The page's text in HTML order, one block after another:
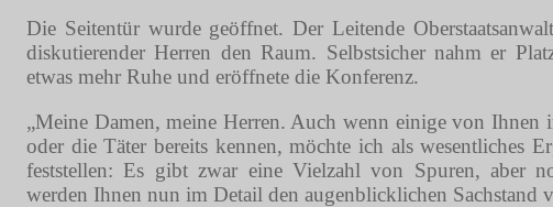
Die Seitentür wurde geöffnet. Der Leitende
diskutierender Herren den Raum. Selbstsicher nahm er
etwas mehr Ruhe und eröffnete die Konferenz.
„Meine Damen, meine Herren. Auch wenn einige von Ihnen
oder die Täter bereits kennen, möchte ich als wesentliches
feststellen: Es gibt zwar eine Vielzahl von Spuren, aber
werden Ihnen nun im Detail den augenblicklichen Sachstand